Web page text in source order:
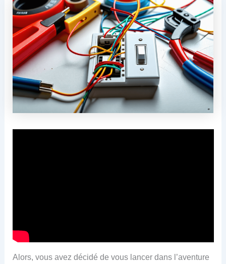
Alors, vous avez décidé de vous lancer dans l’aventure